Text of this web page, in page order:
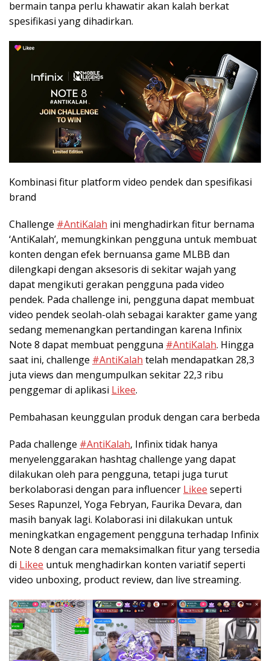
bermain tanpa perlu khawatir akan kalah berkat
spesifikasi yang dihadirkan.
Kombinasi fitur platform video pendek dan spesifikasi
brand
Challenge #AntiKalah ini menghadirkan fitur bernama
‘AntiKalah’, memungkinkan pengguna untuk membuat
konten dengan efek bernuansa game MLBB dan
dilengkapi dengan aksesoris di sekitar wajah yang
dapat mengikuti gerakan pengguna pada video
pendek. Pada challenge ini, pengguna dapat membuat
video pendek seolah-olah sebagai karakter game yang
sedang memenangkan pertandingan karena Infinix
Note 8 dapat membuat pengguna #AntiKalah. Hingga
saat ini, challenge #AntiKalah telah mendapatkan 28,3
juta views dan mengumpulkan sekitar 22,3 ribu
penggemar di aplikasi Likee.
Pembahasan keunggulan produk dengan cara berbeda
Pada challenge #AntiKalah, Infinix tidak hanya
menyelenggarakan hashtag challenge yang dapat
dilakukan oleh para pengguna, tetapi juga turut
berkolaborasi dengan para influencer Likee seperti
Seses Rapunzel, Yoga Febryan, Faurika Devara, dan
masih banyak lagi. Kolaborasi ini dilakukan untuk
meningkatkan engagement pengguna terhadap Infinix
Note 8 dengan cara memaksimalkan fitur yang tersedia
di Likee untuk menghadirkan konten variatif seperti
video unboxing, product review, dan live streaming.